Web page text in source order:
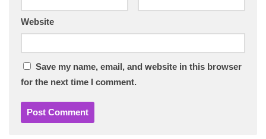
Website
Save my name, email, and website in this browser
for the next time I comment.